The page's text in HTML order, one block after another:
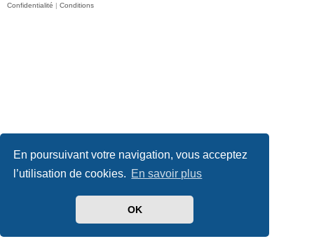
En poursuivant votre navigation, vous acceptez
l’utilisation de cookies. En savoir plus
OK
Confidentialité | Conditions